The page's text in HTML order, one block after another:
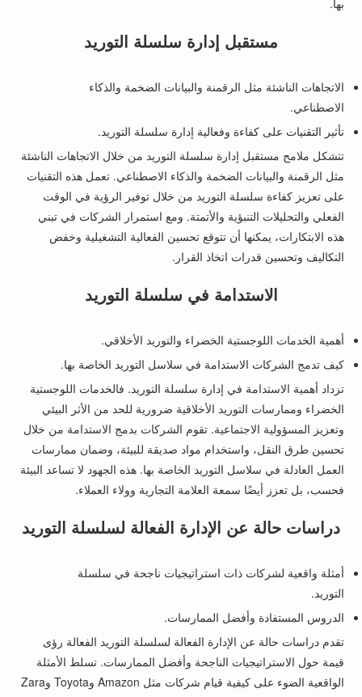
بها.
مستقبل إدارة سلسلة التوريد
الاتجاهات الناشئة مثل الرقمنة والبيانات الضخمة والذكاء
الاصطناعي.
تأثير التقنيات على كفاءة وفعالية إدارة سلسلة التوريد.
تتشكل ملامح مستقبل إدارة سلسلة التوريد من خلال الاتجاهات الناشئة
مثل الرقمنة والبيانات الضخمة والذكاء الاصطناعي. تعمل هذه التقنيات
على تعزيز كفاءة سلسلة التوريد من خلال توفير الرؤية في الوقت
الفعلي والتحليلات التنبؤية والأتمتة. ومع استمرار الشركات في تبني
هذه الابتكارات، يمكنها أن تتوقع تحسين الفعالية التشغيلية وخفض
التكاليف وتحسين قدرات اتخاذ القرار.
الاستدامة في سلسلة التوريد
أهمية الخدمات اللوجستية الخضراء والتوريد الأخلاقي.
كيف تدمج الشركات الاستدامة في سلاسل التوريد الخاصة بها.
تزداد أهمية الاستدامة في إدارة سلسلة التوريد. فالخدمات اللوجستية
الخضراء وممارسات التوريد الأخلاقية ضرورية للحد من الأثر البيئي
وتعزيز المسؤولية الاجتماعية. تقوم الشركات بدمج الاستدامة من خلال
تحسين طرق النقل، واستخدام مواد صديقة للبيئة، وضمان ممارسات
العمل العادلة في سلاسل التوريد الخاصة بها. هذه الجهود لا تساعد البيئة
فحسب، بل تعزز أيضًا سمعة العلامة التجارية وولاء العملاء.
دراسات حالة عن الإدارة الفعالة لسلسلة التوريد
أمثلة واقعية لشركات ذات استراتيجيات ناجحة في سلسلة
التوريد.
الدروس المستفادة وأفضل الممارسات.
تقدم دراسات حالة عن الإدارة الفعالة لسلسلة التوريد الفعالة رؤى
قيمة حول الاستراتيجيات الناجحة وأفضل الممارسات. تسلط الأمثلة
الواقعية الضوء على كيفية قيام شركات مثل Amazon وToyota وZara